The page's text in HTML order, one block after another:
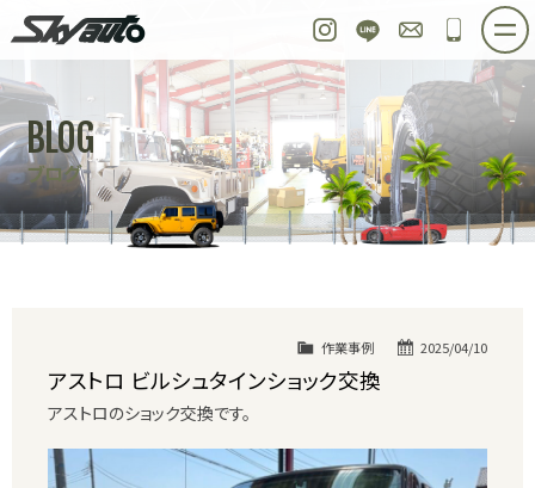
Instagram
LINE お問い合わせ
048-
ホーム 在庫車情報 ご購入プラン
整備作業実例 パーツ販売 買取＆オーダー
店舗紹介 工場紹介 会社概要
スタッフ紹介 求人情報 公式ブログ
BLOG
ブログ
2025/04/10
作業事例
アストロ ビルシュタインショック交換
アストロのショック交換です。